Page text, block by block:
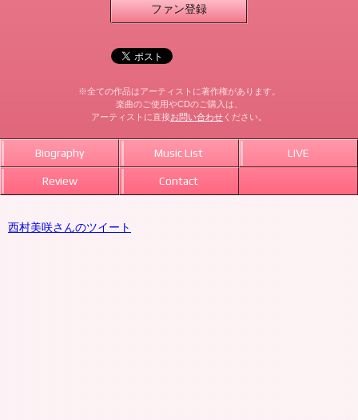
ファン登録
※全ての作品はアーティストに著作権があります。
楽曲のご使用やCDのご購入は、
アーティストに直接お問い合わせ ください。
Biography Music List LIVE
Review Contact
西村美咲さんのツイート